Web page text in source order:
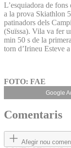
L’esquiadora de
a la prova Skiathlon
patinadors dels
(Suïssa). Vila va fer
min 50 s de la
torn d’Irineu Esteve
FOTO: FAE
Google
Comentaris
Afegir nou